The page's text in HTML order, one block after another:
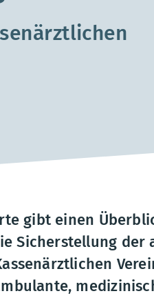
gibt einen
Sicherstellung der